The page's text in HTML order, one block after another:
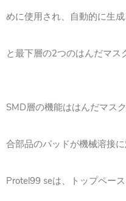
めに使用され、自動的に生
と最下層の2つのはんだマス
SMD層の機能ははんだマス
合部品のパッドが機械溶接
Protel99 seは、トップペー